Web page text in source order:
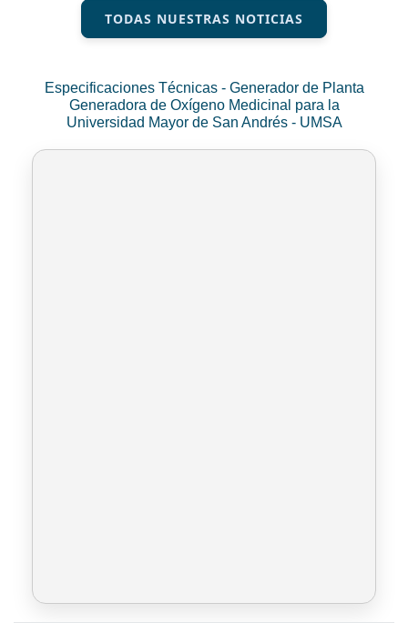
TODAS NUESTRAS NOTICIAS
Especificaciones Técnicas - Generador de Planta
Generadora de Oxígeno Medicinal para la
Universidad Mayor de San Andrés - UMSA